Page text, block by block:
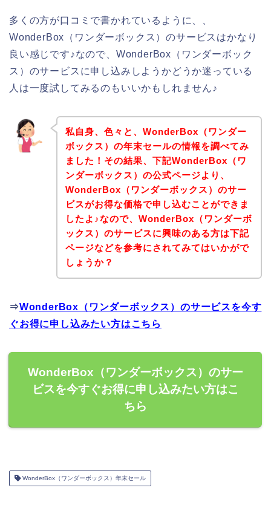
多くの方が口コミで書かれているように、、
WonderBox（ワンダーボックス）のサービスはかなり
良い感じです♪なので、WonderBox（ワンダーボック
ス）のサービスに申し込みしようかどうか迷っている
人は一度試してみるのもいいかもしれません♪
私自身、色々と、WonderBox（ワンダー
ボックス）の年末セールの情報を調べてみ
ました！その結果、下記WonderBox（ワ
ンダーボックス）の公式ページより、
WonderBox（ワンダーボックス）のサー
ビスがお得な価格で申し込むことができま
したよ♪なので、WonderBox（ワンダーボ
ックス）のサービスに興味のある方は下記
ページなどを参考にされてみてはいかがで
しょうか？
⇒WonderBox（ワンダーボックス）のサービスを今す
ぐお得に申し込みたい方はこちら
WonderBox（ワンダーボックス）のサー
ビスを今すぐお得に申し込みたい方はこ
ちら
WonderBox（ワンダーボックス）年末セール